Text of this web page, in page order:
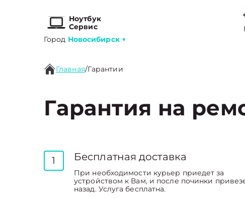
Ноутбук
Сервис
Город Новосибирск ▼
Главная/Гарантии
Гарантия на
1 Бесплатная доставка
При необходимости курьер приедет за
устройством к Вам, и после починки
назад. Услуга бесплатна.